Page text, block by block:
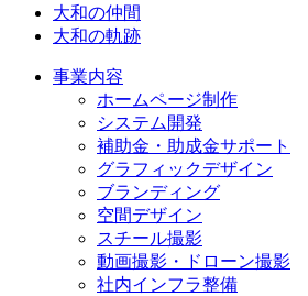
大和の仲間
大和の軌跡
事業内容
ホームページ制作
システム開発
補助金・助成金サポート
グラフィックデザイン
ブランディング
空間デザイン
スチール撮影
動画撮影・ドローン撮影
社内インフラ整備